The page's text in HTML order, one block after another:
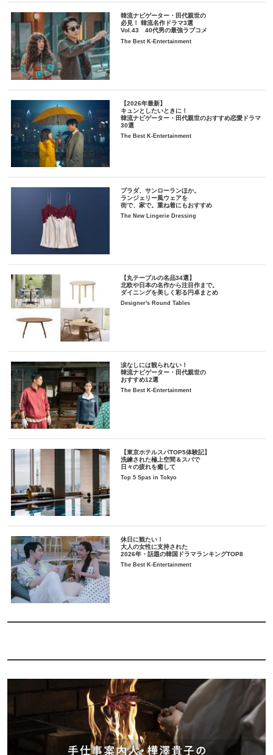
韓流ナビゲーター・田代親世の
必見！ 韓流名作ドラマ3選
Vol.43 40代男の最強ラブコメ
The Best K-Entertainment
【2026年最新】
キュンとしたいときに！
韓流ナビゲーター・田代親世のおすすめ恋愛ドラマ
30選
The Best K-Entertainment
プラダ、サンローランほか。
ランジェリー風ウェアを
街で、家で。重ね着にもおすすめ
The New Lingerie Dressing
【丸テーブルの名品34選】
北欧や日本の名作から注目作まで。
ダイニングを美しく彩る円卓まとめ
Designer's Round Tables
涙なしには観られない！
韓流ナビゲーター・田代親世の
おすすめ12選
The Best K-Entertainment
【東京ホテルスパTOP5体験記】
洗練された極上空間＆スパで
日々の疲れを癒して
Top 5 Spas in Tokyo
休日に観たい！
大人の女性に支持された
2026年・話題の韓国ドラマランキングTOP8
The Best K-Entertainment